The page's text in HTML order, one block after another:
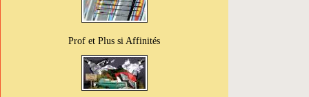
Prof et Plus si Affinités